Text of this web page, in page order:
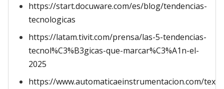
https://start.docuware.com/es/blog/tendencias-
tecnologicas
https://latam.tivit.com/prensa/las-5-tendencias-
tecnol%C3%B3gicas-que-marcar%C3%A1n-el-
2025
https://www.automaticaeinstrumentacion.com/